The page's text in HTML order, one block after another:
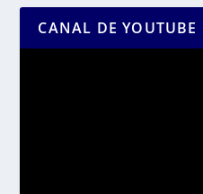
CANAL DE YOUTUBE